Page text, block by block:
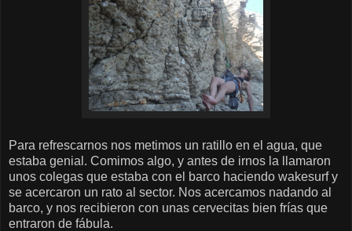
Para refrescarnos nos metimos un ratillo en el agua, que
estaba genial. Comimos algo, y antes de irnos la llamaron
unos colegas que estaba con el barco haciendo wakesurf y
se acercaron un rato al sector. Nos acercamos nadando al
barco, y nos recibieron con unas cervecitas bien frías que
entraron de fábula.